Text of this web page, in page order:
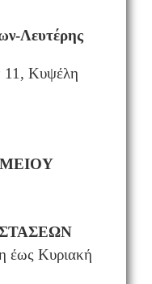
Λευτέρης
11, Κυψέλη
έως Κυριακή